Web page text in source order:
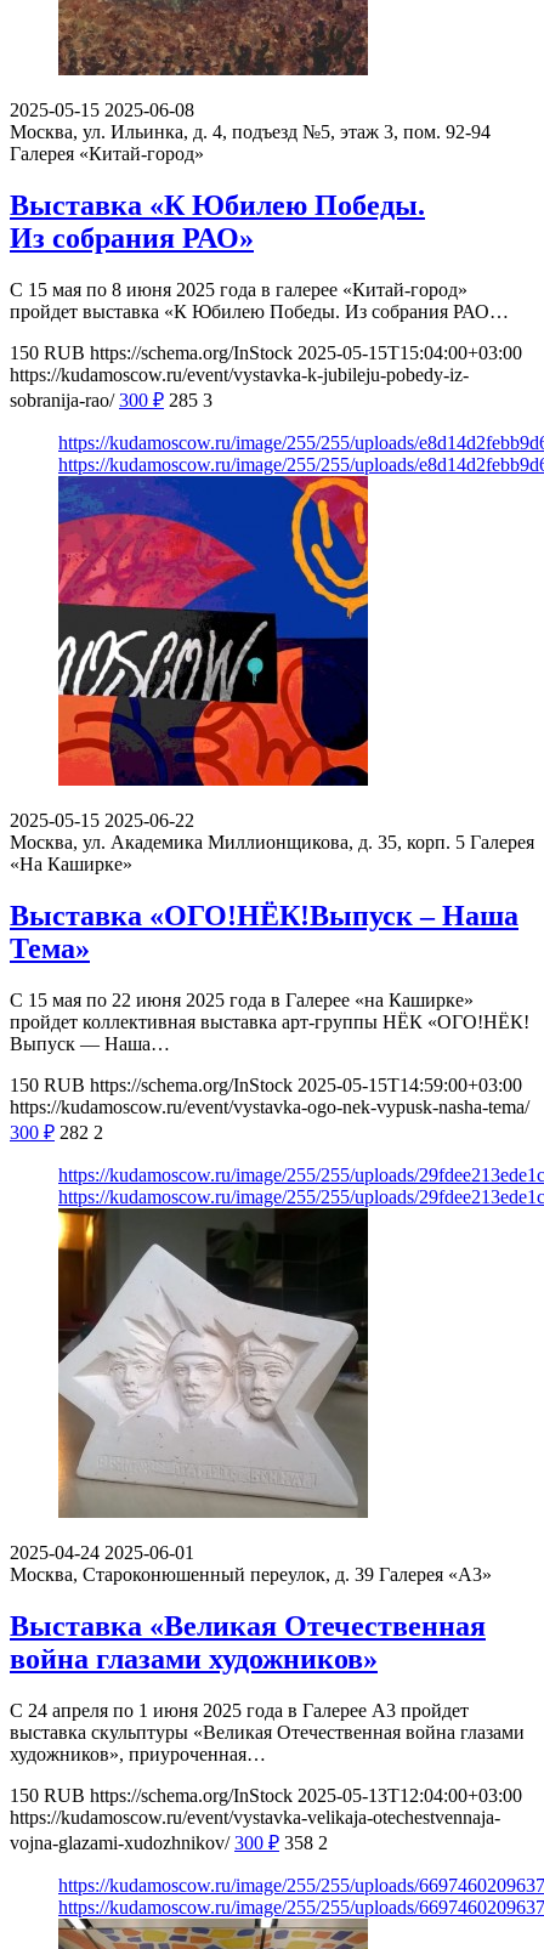
2025-05-15 2025-06-08
Москва, ул. Ильинка, д. 4, подъезд №5, этаж 3, пом. 92-94
Галерея «Китай-город»
Выставка «К Юбилею Победы.
Из собрания РАО»
С 15 мая по 8 июня 2025 года в галерее «Китай-город»
пройдет выставка «К Юбилею Победы. Из собрания РАО…
150 RUB https://schema.org/InStock 2025-05-15T15:04:00+03:00
https://kudamoscow.ru/event/vystavka-k-jubileju-pobedy-iz-
sobranija-rao/ 300 ₽ 285 3
https://kudamoscow.ru/image/255/255/uploads/
https://kudamoscow.ru/image/255/255/uploads/
2025-05-15 2025-06-22
Москва, ул. Академика Миллионщикова, д. 35, корп. 5 Галерея
«На Каширке»
Выставка «ОГО!НЁК!Выпуск – Наша
Тема»
С 15 мая по 22 июня 2025 года в Галерее «на Каширке»
пройдет коллективная выставка арт-группы НЁК «ОГО!НЁК!
Выпуск — Наша…
150 RUB https://schema.org/InStock 2025-05-15T14:59:00+03:00
https://kudamoscow.ru/event/vystavka-ogo-nek-vypusk-nasha-tema/
300 ₽ 282 2
https://kudamoscow.ru/image/255/255/uploads/
https://kudamoscow.ru/image/255/255/uploads/
2025-04-24 2025-06-01
Москва, Староконюшенный переулок, д. 39 Галерея «А3»
Выставка «Великая Отечественная
война глазами художников»
С 24 апреля по 1 июня 2025 года в Галерее А3 пройдет
выставка скульптуры «Великая Отечественная война глазами
художников», приуроченная…
150 RUB https://schema.org/InStock 2025-05-13T12:04:00+03:00
https://kudamoscow.ru/event/vystavka-velikaja-otechestvennaja-
vojna-glazami-xudozhnikov/ 300 ₽ 358 2
https://kudamoscow.ru/image/255/255/uploads/
https://kudamoscow.ru/image/255/255/uploads/